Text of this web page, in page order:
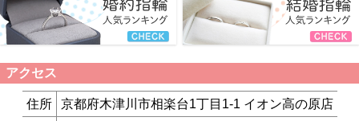
アクセス
住所
京都府木津川市相楽台1丁目1-1 イオン高の原店